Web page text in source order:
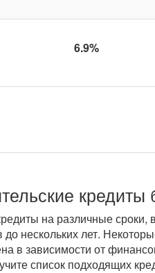
6.9%
кредиты
на различные
до нескольких лет.
в зависимости от
список подходящих